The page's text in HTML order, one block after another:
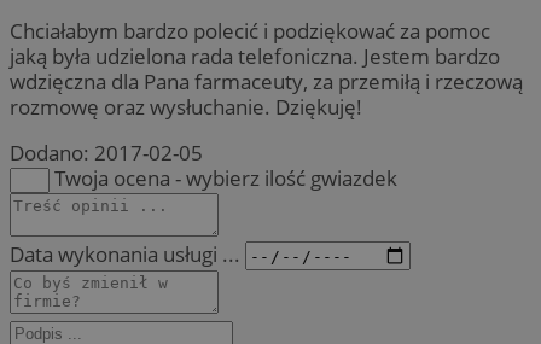
Chciałabym bardzo polecić i podziękować za pomoc
jaką była udzielona rada telefoniczna. Jestem bardzo
wdzięczna dla Pana farmaceuty, za przemiłą i rzeczową
rozmowę oraz wysłuchanie. Dziękuję!
Dodano: 2017-02-05
Twoja ocena - wybierz ilość gwiazdek
Data wykonania usługi ...